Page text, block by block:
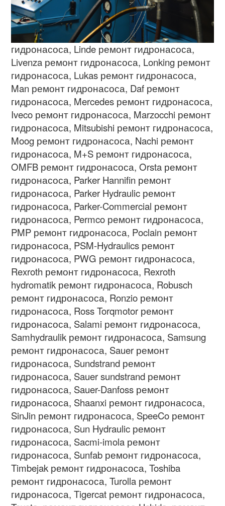
гидронасоса, Linde ремонт гидронасоса,
Livenza ремонт гидронасоса, Lonking ремонт
гидронасоса, Lukas ремонт гидронасоса,
Man ремонт гидронасоса, Daf ремонт
гидронасоса, Mercedes ремонт гидронасоса,
Iveco ремонт гидронасоса, Marzocchi ремонт
гидронасоса, Mitsubishi ремонт гидронасоса,
Moog ремонт гидронасоса, Nachi ремонт
гидронасоса, M+S ремонт гидронасоса,
OMFB ремонт гидронасоса, Orsta ремонт
гидронасоса, Parker Hannifin ремонт
гидронасоса, Parker Hydraulic ремонт
гидронасоса, Parker-Commercial ремонт
гидронасоса, Permco ремонт гидронасоса,
PMP ремонт гидронасоса, Poclain ремонт
гидронасоса, PSM-Hydraulics ремонт
гидронасоса, PWG ремонт гидронасоса,
Rexroth ремонт гидронасоса, Rexroth
hydromatik ремонт гидронасоса, Robusch
ремонт гидронасоса, Ronzio ремонт
гидронасоса, Ross Torqmotor ремонт
гидронасоса, Salami ремонт гидронасоса,
Samhydraulik ремонт гидронасоса, Samsung
ремонт гидронасоса, Sauer ремонт
гидронасоса, Sundstrand ремонт
гидронасоса, Sauer sundstrand ремонт
гидронасоса, Sauer-Danfoss ремонт
гидронасоса, Shaanxi ремонт гидронасоса,
SinJin ремонт гидронасоса, SpeeCo ремонт
гидронасоса, Sun Hydraulic ремонт
гидронасоса, Sacmi-imola ремонт
гидронасоса, Sunfab ремонт гидронасоса,
Timbejak ремонт гидронасоса, Toshiba
ремонт гидронасоса, Turolla ремонт
гидронасоса, Tigercat ремонт гидронасоса,